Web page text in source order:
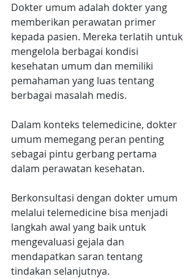
Dokter umum adalah dokter yang
memberikan perawatan primer
kepada pasien. Mereka terlatih untuk
mengelola berbagai kondisi
kesehatan umum dan memiliki
pemahaman yang luas tentang
berbagai masalah medis.
Dalam konteks telemedicine, dokter
umum memegang peran penting
sebagai pintu gerbang pertama
dalam perawatan kesehatan.
Berkonsultasi dengan dokter umum
melalui telemedicine bisa menjadi
langkah awal yang baik untuk
mengevaluasi gejala dan
mendapatkan saran tentang
tindakan selanjutnya.